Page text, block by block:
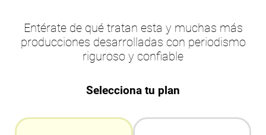
Entérate de qué tratan esta y muchas más
producciones desarrolladas con periodismo
riguroso y confiable
Selecciona tu plan